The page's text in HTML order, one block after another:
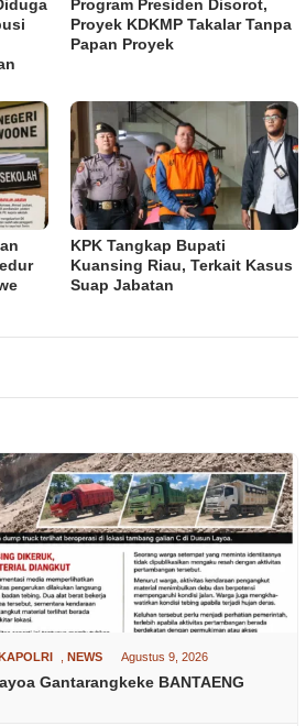
Program Presiden Disorot,
Proyek KDKMP Takalar Tanpa
Papan Proyek
KPK Tangkap Bupati
Kuansing Riau, Terkait Kasus
Suap Jabatan
NEWS Agustus 9, 2026
Gantarangkeke BANTAENG